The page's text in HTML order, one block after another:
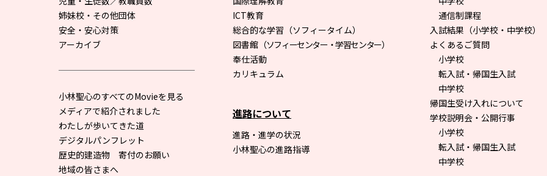
姉妹校・その他団体
安全・安心対策
アーカイブ
小林聖心のすべてのMovieを見る
メディアで紹介されました
わたしが歩いてきた道
デジタルパンフレット
歴史的建造物 寄付のお願い
地域の皆さまへ
ICT教育
総合的な学習（ソフィータイム）
図書館 （ソフィーセンター・学習センター）
奉仕活動
カリキュラム
進路について
進路・進学の状況
小林聖心の進路指導
通信制課程
入試結果（小学校・中学校）
よくあるご質問
小学校
転入試・帰国生入試
中学校
帰国生受け入れについて
学校説明会・公開行事
小学校
転入試・帰国生入試
中学校